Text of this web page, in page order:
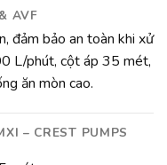
AVF
đảm bảo an toàn khi xử
L/phút, cột áp 35 mét,
ăn mòn cao.
– CREST PUMPS